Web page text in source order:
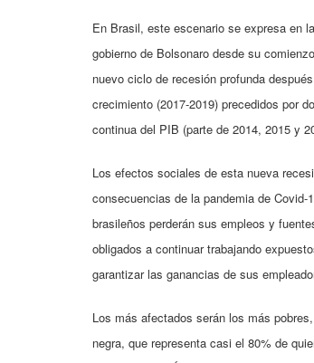
En Brasil, este escenario se expresa en
gobierno de Bolsonaro desde su
nuevo ciclo de recesión profunda
crecimiento (2017-2019) precedidos por
continua del PIB (parte de 2014, 2015 y
Los efectos sociales de esta nueva
consecuencias de la pandemia de
brasileños perderán sus empleos y
obligados a continuar trabajando
garantizar las ganancias de sus
Los más afectados serán los más
negra, que representa casi el 80% de